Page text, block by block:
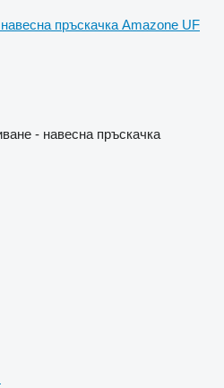
навесна пръскачка Amazone UF
- навесна пръскачка